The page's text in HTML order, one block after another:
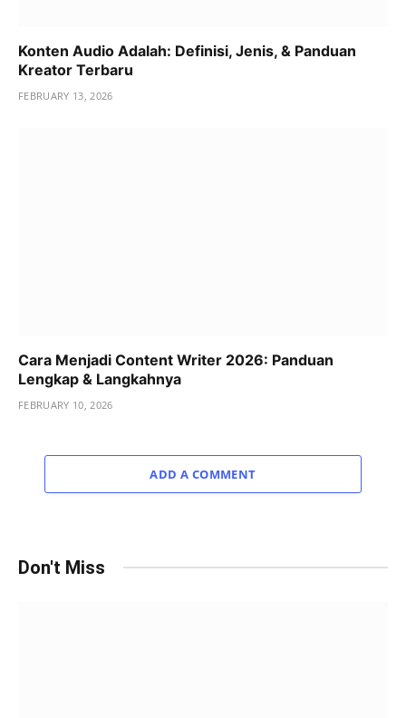
Konten Audio Adalah: Definisi, Jenis, & Panduan
Kreator Terbaru
FEBRUARY 13, 2026
Cara Menjadi Content Writer 2026: Panduan
Lengkap & Langkahnya
FEBRUARY 10, 2026
ADD A COMMENT
Don't Miss